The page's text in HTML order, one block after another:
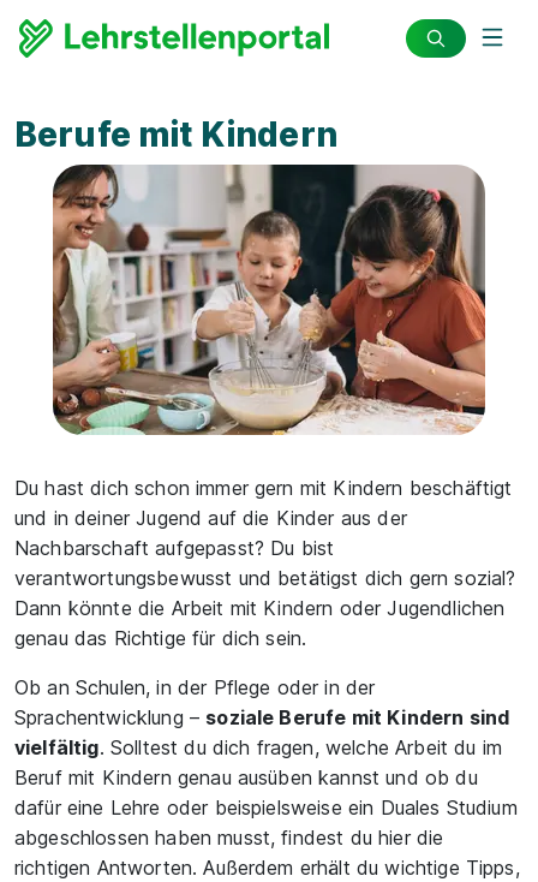
Berufe mit Kindern
Du hast dich schon immer gern mit Kindern beschäftigt
und in deiner Jugend auf die Kinder aus der
Nachbarschaft aufgepasst? Du bist
verantwortungsbewusst und betätigst dich gern sozial?
Dann könnte die Arbeit mit Kindern oder Jugendlichen
genau das Richtige für dich sein.
Ob an Schulen, in der Pflege oder in der
Sprachentwicklung – soziale Berufe mit Kindern sind
vielfältig. Solltest du dich fragen, welche Arbeit du im
Beruf mit Kindern genau ausüben kannst und ob du
dafür eine Lehre oder beispielsweise ein Duales Studium
abgeschlossen haben musst, findest du hier die
richtigen Antworten. Außerdem erhält du wichtige Tipps,